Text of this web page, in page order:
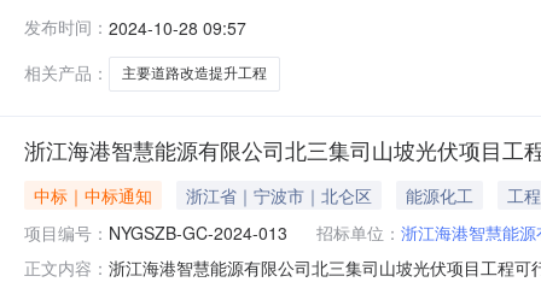
垫村项目总预算：68万元采购项目名称：朱家垫消纳场
发布时间： 2024-10-28 09:57
相关产品：
主要道路改造提升工程
浙江海港智慧能源有限公司北三集司山坡光伏项目
中标｜中标通知 浙江省｜宁波市｜北仑区 能源化工
工程
项目编号： NYGSZB-GC-2024-013 招标单位： 浙江海港智慧能
正文内容： 浙江海港智慧能源有限公司北三集司山坡光伏项目工程